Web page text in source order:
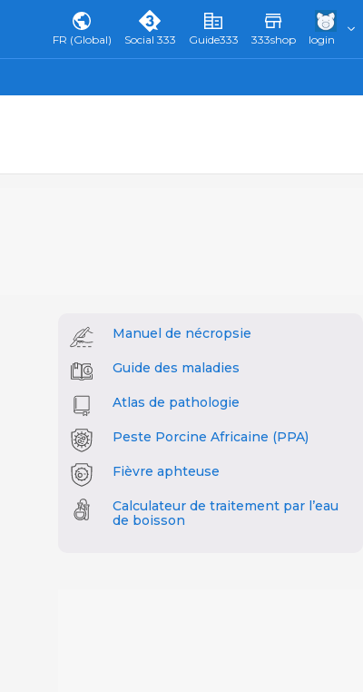
FR (Global) Social 333 Guide333 333shop login
Manuel de nécropsie
Guide des maladies
Atlas de pathologie
Peste Porcine Africaine (PPA)
Fièvre aphteuse
Calculateur de traitement par l’eau
de boisson